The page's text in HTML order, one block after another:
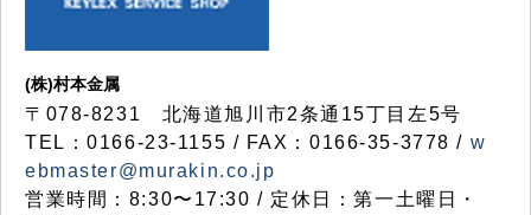
(株)村本金属
〒078-8231 北海道旭川市2条通15丁目左5号
TEL：0166-23-1155 / FAX：0166-35-3778 / w
ebmaster@murakin.co.jp
営業時間：8:30〜17:30 / 定休日：第一土曜日・